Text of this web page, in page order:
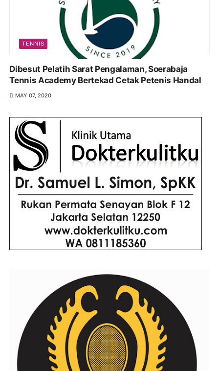
TENNIS
Dibesut Pelatih Sarat Pengalaman, Soerabaja
Tennis Academy Bertekad Cetak Petenis Handal
MAY 07, 2020